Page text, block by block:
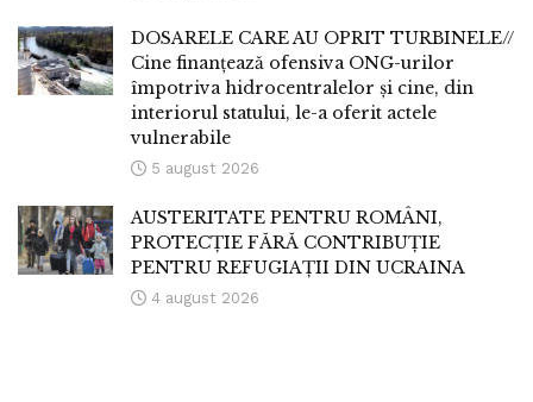
DOSARELE CARE AU OPRIT TURBINELE//
Cine finanțează ofensiva ONG-urilor
împotriva hidrocentralelor și cine, din
interiorul statului, le-a oferit actele
vulnerabile
5 august 2026
AUSTERITATE PENTRU ROMÂNI,
PROTECȚIE FĂRĂ CONTRIBUȚIE
PENTRU REFUGIAȚII DIN UCRAINA
4 august 2026